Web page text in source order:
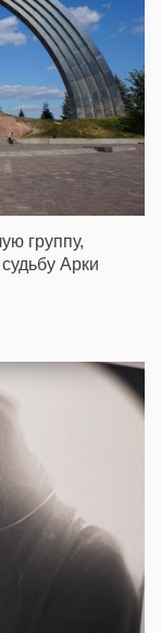
группу,
Арки